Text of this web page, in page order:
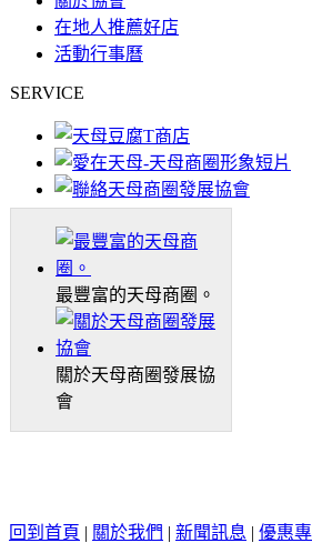
在地人推薦好店
活動行事曆
SERVICE
最豐富的天母商圈。
關於天母商圈發展協
會
回到首頁 | 關於我們 | 新聞訊息 | 優惠